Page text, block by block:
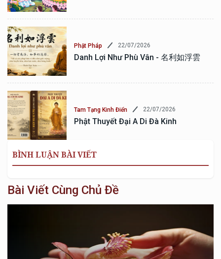
Phật Pháp 22/07/2026
Danh Lợi Như Phù Vân - 名利如浮雲
Tam Tạng Kinh Điển 22/07/2026
Phật Thuyết Đại A Di Đà Kinh
BÌNH LUẬN BÀI VIẾT
Bài Viết Cùng Chủ Đề